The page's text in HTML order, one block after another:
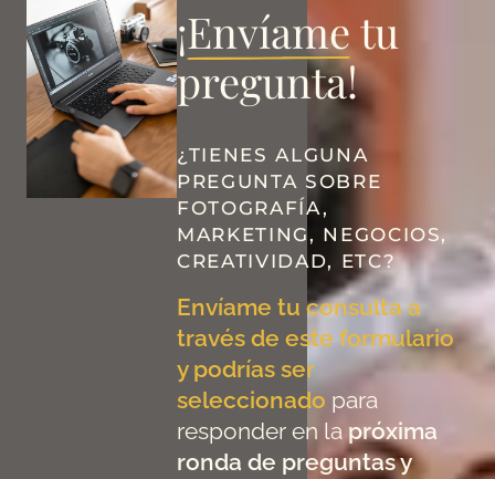
¡Envíametu
pregunta!
¿TIENES ALGUNA
PREGUNTA SOBRE
FOTOGRAFÍA,
MARKETING, NEGOCIOS,
CREATIVIDAD, ETC?
Envíame tu consulta a
través de este formulario
y podrías ser
seleccionado para
responder en la próxima
ronda de preguntas y